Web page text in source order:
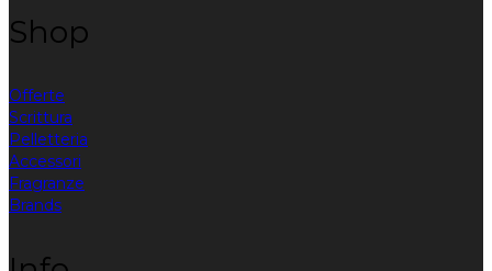
Shop
Offerte
Scrittura
Pelletteria
Accessori
Fragranze
Brands